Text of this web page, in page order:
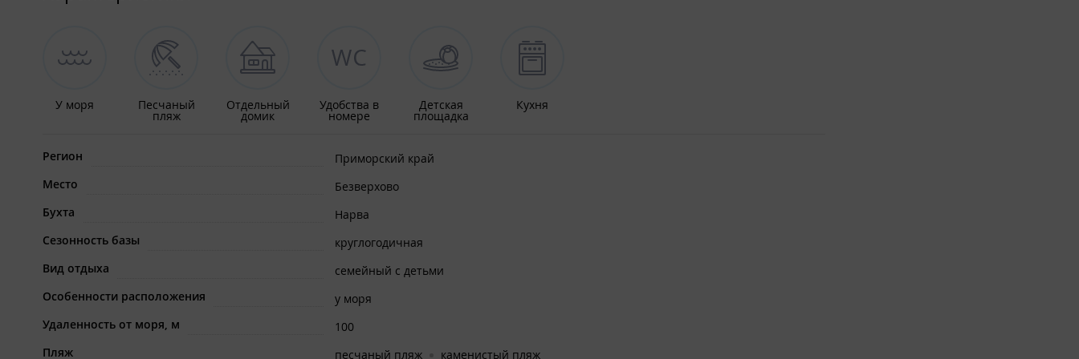
У моря Песчаный
пляж
Отдельный
домик
Удобства в
номере
Детская
площадка
Кухня
Регион
Приморский край
Место
Безверхово
Бухта
Нарва
Сезонность базы
круглогодичная
Вид отдыха
семейный с детьми
Особенности расположения
у моря
Удаленность от моря, м
100
Пляж
песчаный пляж каменистый пляж